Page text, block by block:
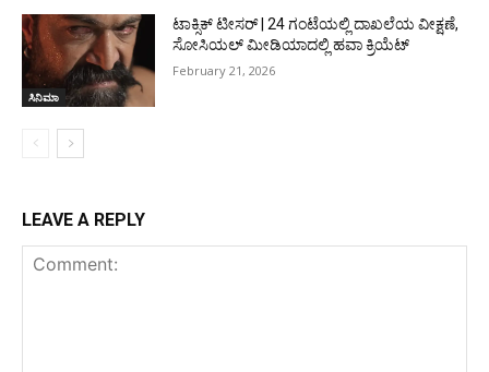
ಸಿನಿಮಾ
ಟಾಕ್ಸಿಕ್ ಟೀಸರ್ | 24 ಗಂಟೆಯಲ್ಲಿ ದಾಖಲೆಯ ವೀಕ್ಷಣೆ,
ಸೋಸಿಯಲ್ ಮೀಡಿಯಾದಲ್ಲಿ ಹವಾ ಕ್ರಿಯೆಟ್
February 21, 2026
LEAVE A REPLY